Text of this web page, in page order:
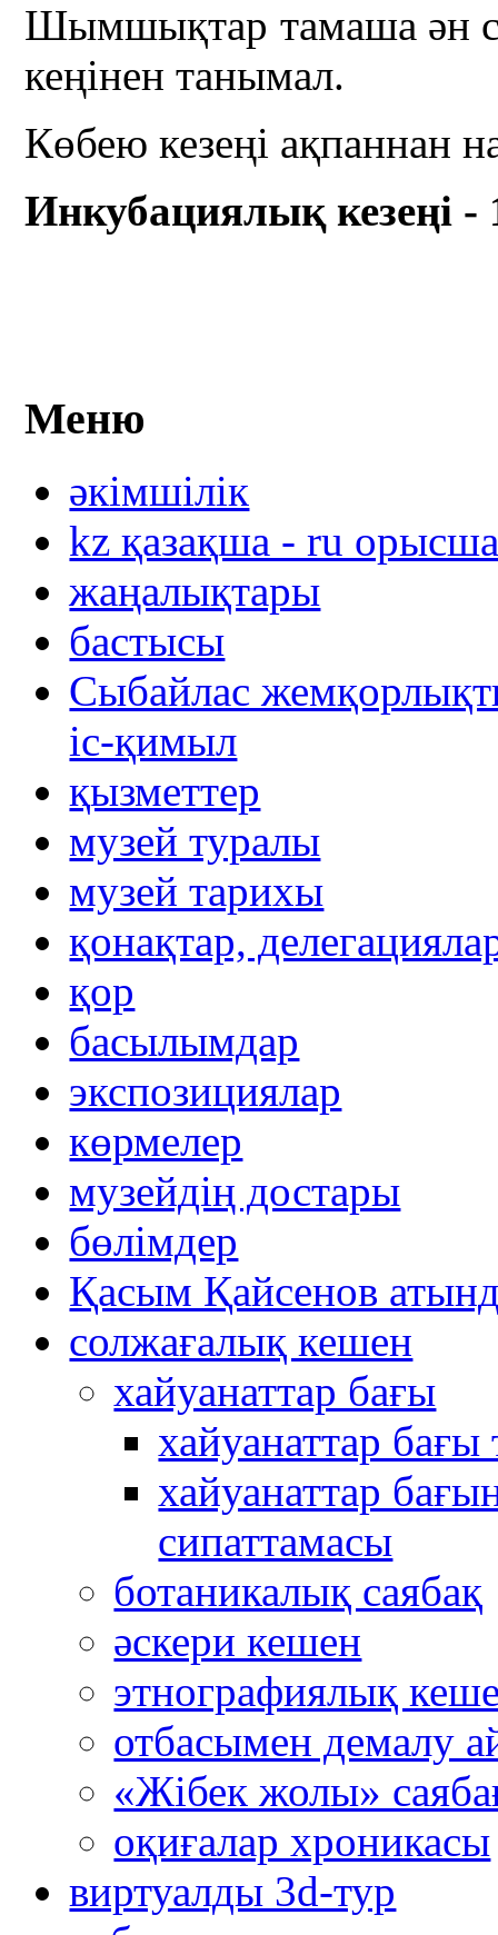
Шымшықтар тамаша ән
кеңінен танымал.
Көбею кезеңі ақпаннан
Инкубациялық кезеңі
Меню
әкімшілік
kz қазақша - ru
жаңалықтары
бастысы
Сыбайлас
іс-қимыл
қызметтер
музей туралы
музей тарихы
қонақтар,
қор
басылымдар
экспозициялар
көрмелер
музейдің достары
бөлімдер
Қасым Қайсенов
солжағалық кешен
хайуанаттар бағы
хайуанаттар
хайуанаттар
сипаттамасы
ботаникалық саябақ
әскери кешен
этнографиялық
отбасымен демалу
«Жібек жолы»
оқиғалар хроникасы
виртуалды 3d-тур